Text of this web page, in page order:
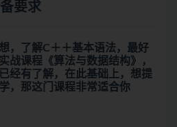
要求
，了解C＋＋基本语法，最好
战课程《算法与数据结构 》，
经有了解，在此基础上，想提
，那这门课程非常适合你